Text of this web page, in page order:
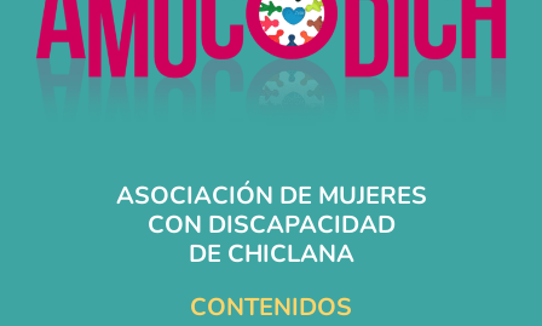
ASOCIACIÓN DE MUJERES
CON DISCAPACIDAD
DE CHICLANA
CONTENIDOS